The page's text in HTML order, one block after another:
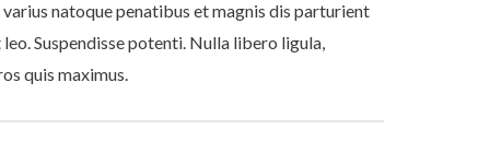
natoque penatibus et magnis dis parturient
Suspendisse potenti. Nulla libero ligula,
quis maximus.